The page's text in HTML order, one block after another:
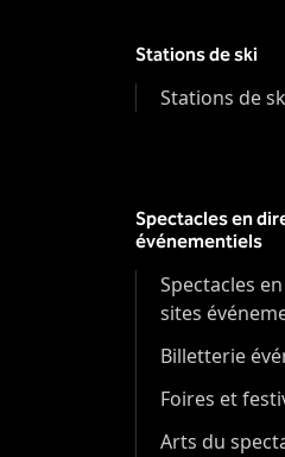
Stations de ski
Stations de
Spectacles en
événementiels
Spectacles
sites
Billetterie
Foires et
Arts du